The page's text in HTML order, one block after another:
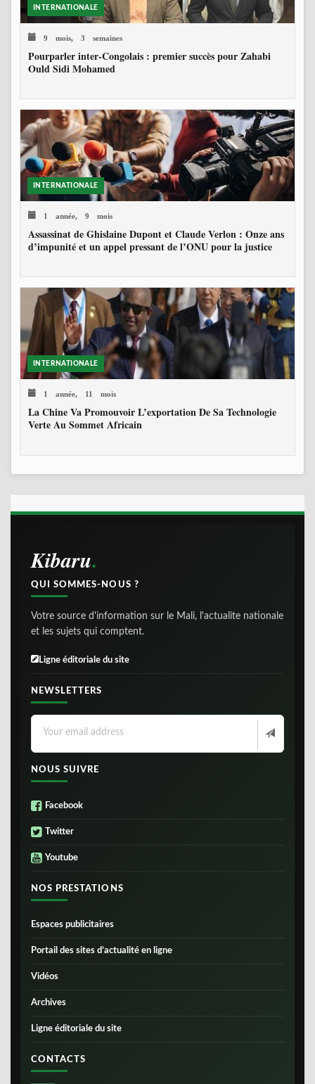
INTERNATIONALE
9 mois, 3 semaines
Pourparler inter-Congolais : premier succès pour Zahabi
Ould Sidi Mohamed
INTERNATIONALE
1 année, 9 mois
Assassinat de Ghislaine Dupont et Claude Verlon : Onze ans
d’impunité et un appel pressant de l’ONU pour la justice
INTERNATIONALE
1 année, 11 mois
La Chine Va Promouvoir L’exportation De Sa Technologie
Verte Au Sommet Africain
Kibaru
QUI SOMMES-NOUS ?
Votre source d'information sur le Mali, l'actualite nationale
et les sujets qui comptent.
Ligne éditoriale du site
NEWSLETTERS
NOUS SUIVRE
Facebook
Twitter
Youtube
NOS PRESTATIONS
Espaces publicitaires
Portail des sites d’actualité en ligne
Vidéos
Archives
Ligne éditoriale du site
CONTACTS